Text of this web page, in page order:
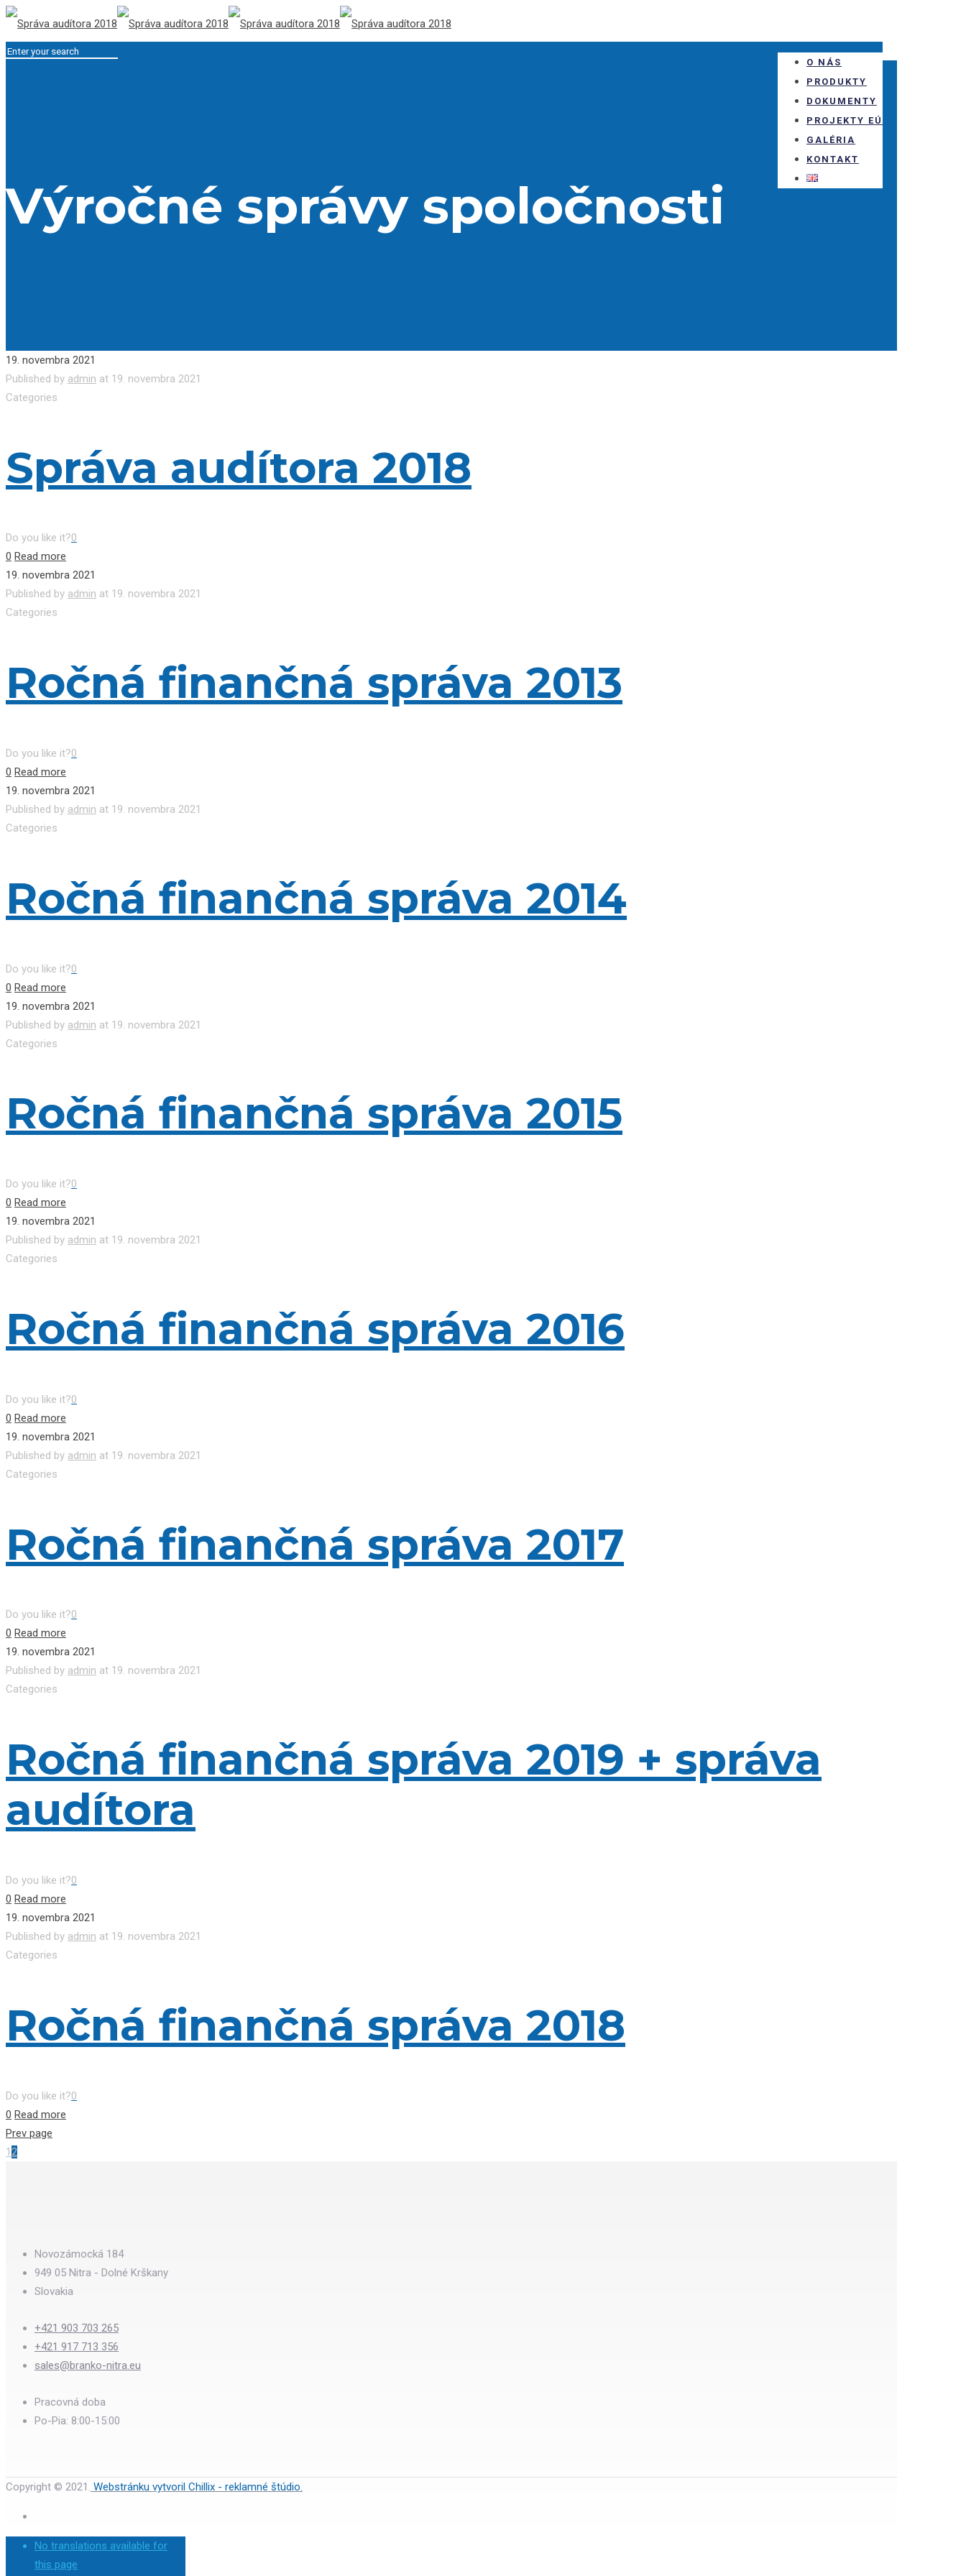
O NÁS
PRODUKTY
DOKUMENTY
PROJEKTY EÚ
GALÉRIA
KONTAKT
Výročné správy spoločnosti
19. novembra 2021
Published by admin at 19. novembra 2021
Categories
Správa audítora 2018
Do you like it?0
0 Read more
19. novembra 2021
Published by admin at 19. novembra 2021
Categories
Ročná finančná správa 2013
Do you like it?0
0 Read more
19. novembra 2021
Published by admin at 19. novembra 2021
Categories
Ročná finančná správa 2014
Do you like it?0
0 Read more
19. novembra 2021
Published by admin at 19. novembra 2021
Categories
Ročná finančná správa 2015
Do you like it?0
0 Read more
19. novembra 2021
Published by admin at 19. novembra 2021
Categories
Ročná finančná správa 2016
Do you like it?0
0 Read more
19. novembra 2021
Published by admin at 19. novembra 2021
Categories
Ročná finančná správa 2017
Do you like it?0
0 Read more
19. novembra 2021
Published by admin at 19. novembra 2021
Categories
Ročná finančná správa 2019 + správa
audítora
Do you like it?0
0 Read more
19. novembra 2021
Published by admin at 19. novembra 2021
Categories
Ročná finančná správa 2018
Do you like it?0
0 Read more
Prev page
12
Novozámocká 184
949 05 Nitra - Dolné Krškany
Slovakia
+421 903 703 265
+421 917 713 356
sales@branko-nitra.eu
Pracovná doba
Po-Pia: 8:00-15:00
Copyright © 2021. Webstránku vytvoril Chillix - reklamné štúdio.
No translations available for
this page